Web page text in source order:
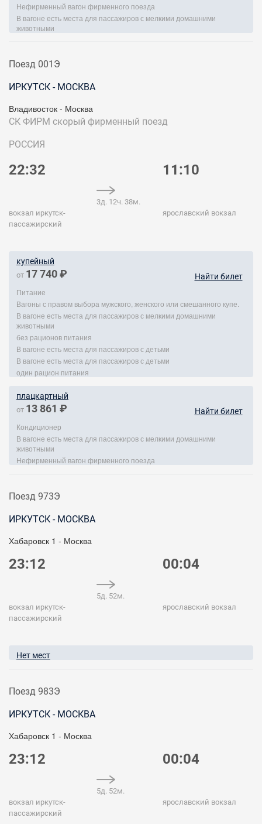
Нефирменный вагон фирменного поезда
В вагоне есть места для пассажиров с мелкими домашними
животными
Поезд 001Э
ИРКУТСК - МОСКВА
Владивосток - Москва
СК ФИРМ скорый фирменный поезд
РОССИЯ
22:32
вокзал иркутск-
пассажирский
3д. 12ч. 38м.
11:10
ярославский вокзал
купейный
от 17 740 ₽ Найти билет
Питание
Вагоны с правом выбора мужского, женского или смешанного купе.
В вагоне есть места для пассажиров с мелкими домашними
животными
без рационов питания
В вагоне есть места для пассажиров с детьми
В вагоне есть места для пассажиров с детьми
один рацион питания
плацкартный
от 13 861 ₽ Найти билет
Кондиционер
В вагоне есть места для пассажиров с мелкими домашними
животными
Нефирменный вагон фирменного поезда
Поезд 973Э
ИРКУТСК - МОСКВА
Хабаровск 1 - Москва
23:12
вокзал иркутск-
пассажирский
5д. 52м.
00:04
ярославский вокзал
Нет мест
Поезд 983Э
ИРКУТСК - МОСКВА
Хабаровск 1 - Москва
23:12
вокзал иркутск-
пассажирский
5д. 52м.
00:04
ярославский вокзал